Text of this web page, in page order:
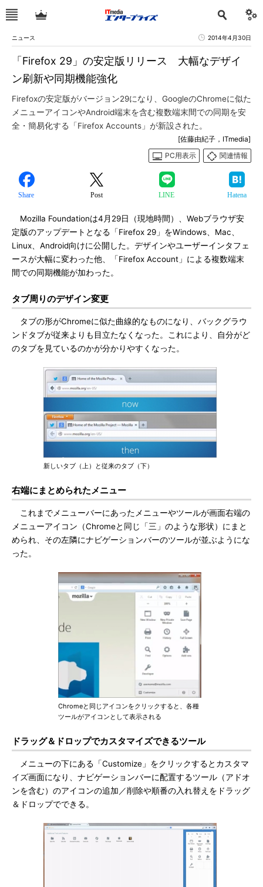
ニュース 2014年4月30日
「Firefox 29」の安定版リリース 大幅なデザイ
ン刷新や同期機能強化
Firefoxの安定版がバージョン29になり、GoogleのChromeに似た
メニューアイコンやAndroid端末を含む複数端末間での同期を安
全・簡易化する「Firefox Accounts」が新設された。
[佐藤由紀子，ITmedia]
PC用表示
関連情報
Share Post LINE Hatena
Mozilla Foundationは4月29日（現地時間）、Webブラウザ安
定版のアップデートとなる「Firefox 29」をWindows、Mac、
Linux、Android向けに公開した。デザインやユーザーインタフェ
ースが大幅に変わった他、「Firefox Account」による複数端末
間での同期機能が加わった。
タブ周りのデザイン変更
タブの形がChromeに似た曲線的なものになり、バックグラウ
ンドタブが従来よりも目立たなくなった。これにより、自分がど
のタブを見ているのかが分かりやすくなった。
新しいタブ（上）と従来のタブ（下）
右端にまとめられたメニュー
これまでメニューバーにあったメニューやツールが画面右端の
メニューアイコン（Chromeと同じ「三」のような形状）にまと
められ、その左隣にナビゲーションバーのツールが並ぶようにな
った。
Chromeと同じアイコンをクリックすると、各種
ツールがアイコンとして表示される
ドラッグ＆ドロップでカスタマイズできるツール
メニューの下にある「Customize」をクリックするとカスタマ
イズ画面になり、ナビゲーションバーに配置するツール（アドオ
ンを含む）のアイコンの追加／削除や順番の入れ替えをドラッグ
＆ドロップでできる。